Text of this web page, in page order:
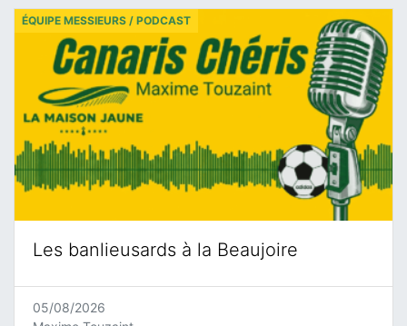
Les banlieusards à la Beaujoire
ÉQUIPE MESSIEURS / PODCAST
05/08/2026